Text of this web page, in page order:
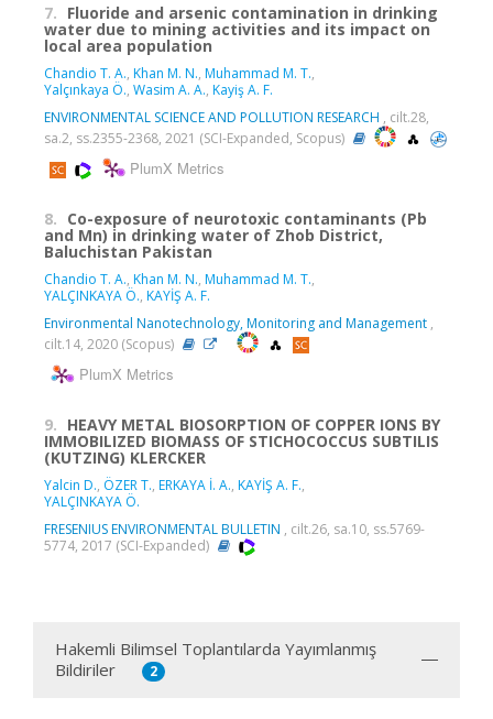
7. Fluoride and arsenic contamination in drinking
water due to mining activities and its impact on
local area population
Chandio T. A., Khan M. N., Muhammad M. T.,
Yalçınkaya Ö., Wasim A. A., Kayiş A. F.
ENVIRONMENTAL SCIENCE AND POLLUTION RESEARCH , cilt.28,
sa.2, ss.2355-2368, 2021 (SCI-Expanded, Scopus)
PlumX Metrics
8. Co-exposure of neurotoxic contaminants (Pb
and Mn) in drinking water of Zhob District,
Baluchistan Pakistan
Chandio T. A., Khan M. N., Muhammad M. T.,
YALÇINKAYA Ö., KAYİŞ A. F.
Environmental Nanotechnology, Monitoring and Management ,
cilt.14, 2020 (Scopus)
PlumX Metrics
9. HEAVY METAL BIOSORPTION OF COPPER IONS BY
IMMOBILIZED BIOMASS OF STICHOCOCCUS SUBTILIS
(KUTZING) KLERCKER
Yalcin D., ÖZER T., ERKAYA İ. A., KAYİŞ A. F.,
YALÇINKAYA Ö.
FRESENIUS ENVIRONMENTAL BULLETIN , cilt.26, sa.10, ss.5769-
5774, 2017 (SCI-Expanded)
Hakemli Bilimsel Toplantılarda Yayımlanmış
Bildiriler
2